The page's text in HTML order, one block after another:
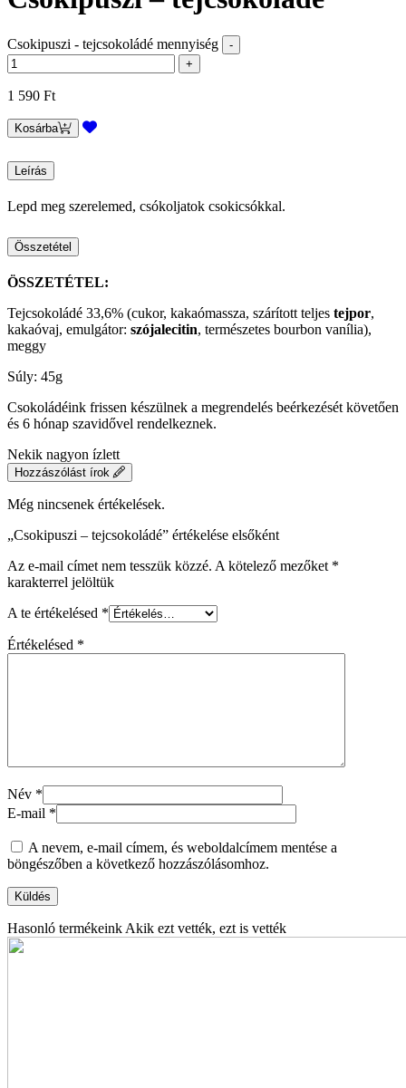
Csokipuszi - tejcsokoládé mennyiség
1 590 Ft
Kosárba
Leírás
Lepd meg szerelemed, csókoljatok csokicsókkal.
Összetétel
ÖSSZETÉTEL:
Tejcsokoládé 33,6% (cukor, kakaómassza, szárított teljes tejpor,
kakaóvaj, emulgátor: szójalecitin, természetes bourbon vanília),
meggy
Súly: 45g
Csokoládéink frissen készülnek a megrendelés beérkezését követően
és 6 hónap szavidővel rendelkeznek.
Nekik nagyon ízlett
Hozzászólást írok
Még nincsenek értékelések.
„Csokipuszi – tejcsokoládé” értékelése elsőként
Az e-mail címet nem tesszük közzé. A kötelező mezőket *
karakterrel jelöltük
A te értékelésed *
Értékelésed *
Név *
E-mail *
A nevem, e-mail címem, és weboldalcímem mentése a
böngészőben a következő hozzászólásomhoz.
Hasonló termékeink Akik ezt vették, ezt is vették